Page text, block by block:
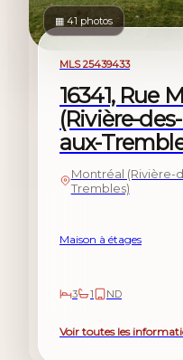
À vendre
▦ 41 photos
MLS 25439433
16341, Rue
(Rivière-
aux-
Montréal (Rivière-
Trembles)
Maison à étages
3 1 ND
Voir toutes les